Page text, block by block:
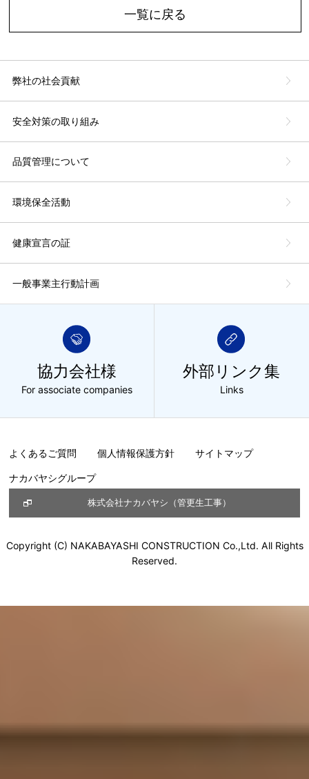
一覧に戻る
弊社の社会貢献
安全対策の取り組み
品質管理について
環境保全活動
健康宣言の証
一般事業主行動計画
協力会社様
For associate companies
外部リンク集
Links
よくあるご質問 個人情報保護方針 サイトマップ
ナカバヤシグループ
株式会社ナカバヤシ（管更生工事）
Copyright (C) NAKABAYASHI CONSTRUCTION Co.,Ltd. All Rights
Reserved.